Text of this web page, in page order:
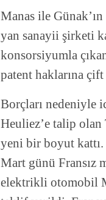
Manas ile
yan sanayii şirketi
konsorsiyumla
patent haklarına
Borçları nedeniyle
Heuliez’e talip
yeni bir boyut
Mart günü Fransız
elektrikli otomobil